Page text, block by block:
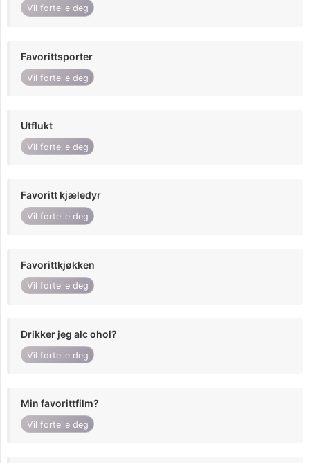
Vil fortelle deg
Favorittsporter
Vil fortelle deg
Utflukt
Vil fortelle deg
Favoritt kjæledyr
Vil fortelle deg
Favorittkjøkken
Vil fortelle deg
Drikker jeg alc ohol?
Vil fortelle deg
Min favorittfilm?
Vil fortelle deg